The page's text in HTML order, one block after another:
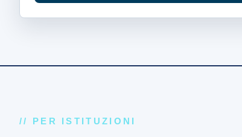
// PER ISTITUZIONI